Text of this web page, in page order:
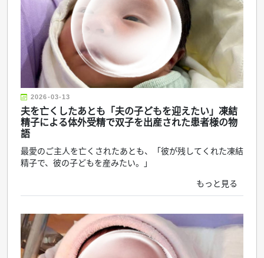
2026-03-13
夫を亡くしたあとも「夫の子どもを迎えたい」凍結
精子による体外受精で双子を出産された患者様の物
語
最愛のご主人を亡くされたあとも、「彼が残してくれた凍結
精子で、彼の子どもを産みたい。」
もっと見る